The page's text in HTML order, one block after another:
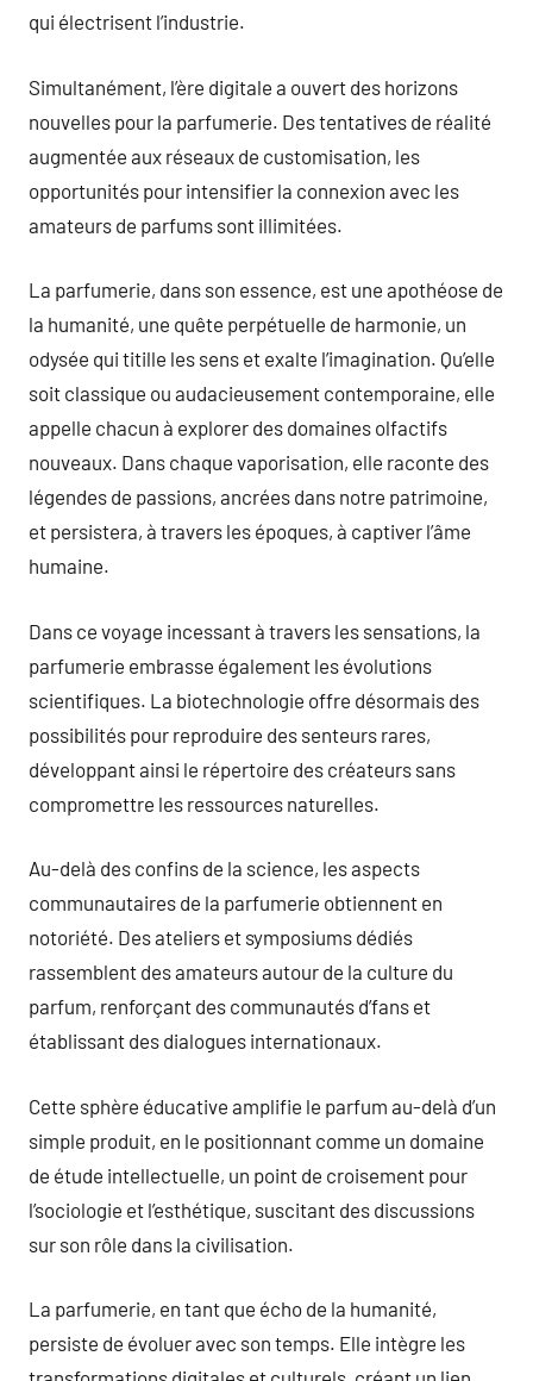
qui électrisent l’industrie.
Simultanément, l’ère digitale a ouvert des horizons
nouvelles pour la parfumerie. Des tentatives de réalité
augmentée aux réseaux de customisation, les
opportunités pour intensifier la connexion avec les
amateurs de parfums sont illimitées.
La parfumerie, dans son essence, est une apothéose de
la humanité, une quête perpétuelle de harmonie, un
odysée qui titille les sens et exalte l’imagination. Qu’elle
soit classique ou audacieusement contemporaine, elle
appelle chacun à explorer des domaines olfactifs
nouveaux. Dans chaque vaporisation, elle raconte des
légendes de passions, ancrées dans notre patrimoine,
et persistera, à travers les époques, à captiver l’âme
humaine.
Dans ce voyage incessant à travers les sensations, la
parfumerie embrasse également les évolutions
scientifiques. La biotechnologie offre désormais des
possibilités pour reproduire des senteurs rares,
développant ainsi le répertoire des créateurs sans
compromettre les ressources naturelles.
Au-delà des confins de la science, les aspects
communautaires de la parfumerie obtiennent en
notoriété. Des ateliers et symposiums dédiés
rassemblent des amateurs autour de la culture du
parfum, renforçant des communautés d’fans et
établissant des dialogues internationaux.
Cette sphère éducative amplifie le parfum au-delà d’un
simple produit, en le positionnant comme un domaine
de étude intellectuelle, un point de croisement pour
l’sociologie et l’esthétique, suscitant des discussions
sur son rôle dans la civilisation.
La parfumerie, en tant que écho de la humanité,
persiste de évoluer avec son temps. Elle intègre les